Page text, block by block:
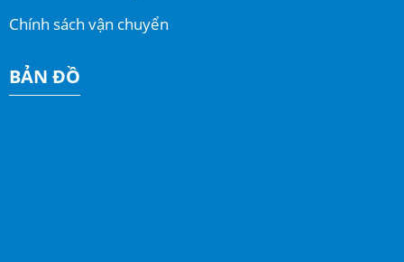
Chính sách vận chuyển
BẢN ĐỒ